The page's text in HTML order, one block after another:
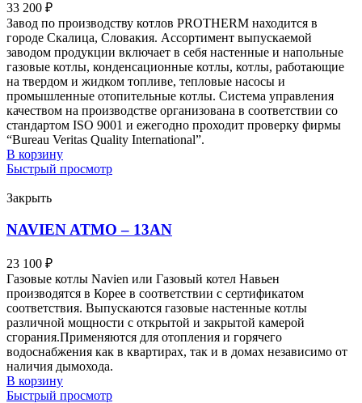
33 200 ₽
Завод по производству котлов PROTHERM находится в
городе Скалица, Словакия. Ассортимент выпускаемой
заводом продукции включает в себя настенные и напольные
газовые котлы, конденсационные котлы, котлы, работающие
на твердом и жидком топливе, тепловые насосы и
промышленные отопительные котлы. Система управления
качеством на производстве организована в соответствии со
стандартом ISO 9001 и ежегодно проходит проверку фирмы
“Bureau Veritas Quality International”.
В корзину
Быстрый просмотр
Закрыть
NAVIEN ATMO – 13AN
23 100 ₽
Газовые котлы Navien или Газовый котел Навьен
производятся в Корее в соответствии с сертификатом
соответствия. Выпускаются газовые настенные котлы
различной мощности с открытой и закрытой камерой
сгорания.Применяются для отопления и горячего
водоснабжения как в квартирах, так и в домах независимо от
наличия дымохода.
В корзину
Быстрый просмотр